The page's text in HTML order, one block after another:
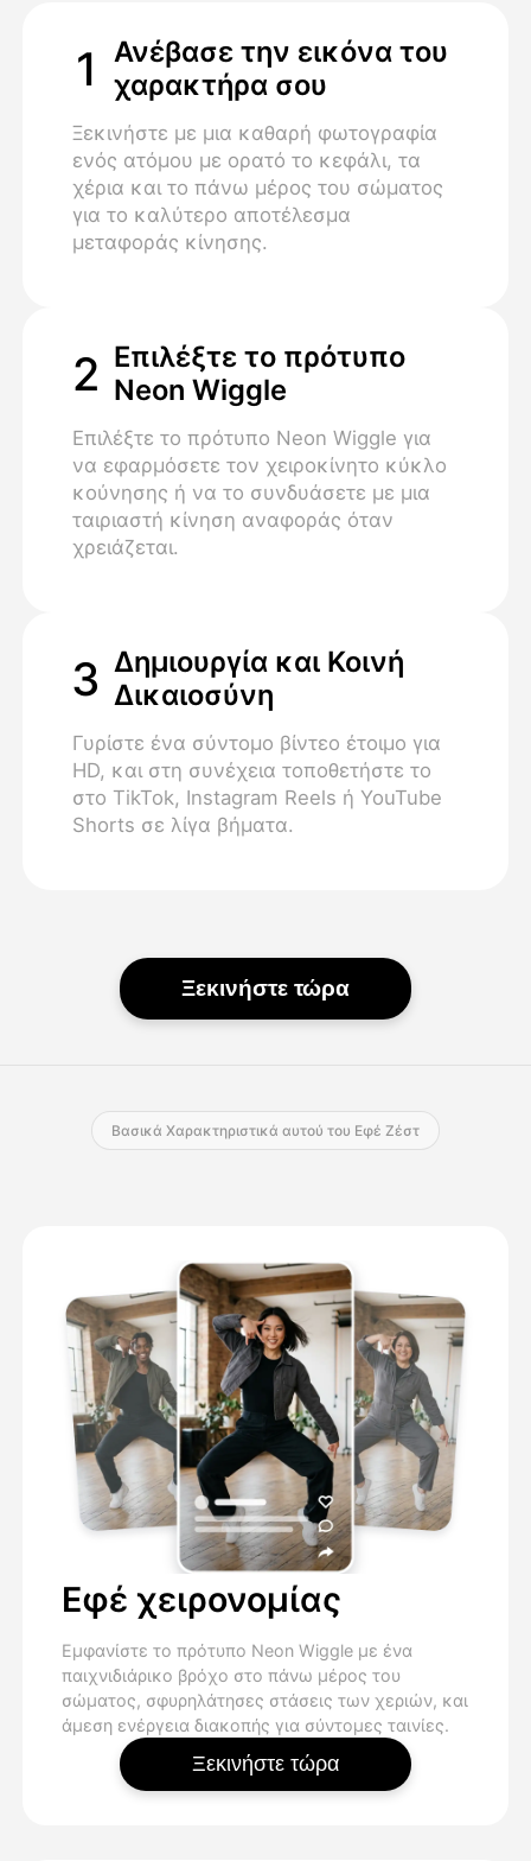
1
Ανέβασε την εικόνα του
χαρακτήρα σου
Ξεκινήστε με μια καθαρή φωτογραφία
ενός ατόμου με ορατό το κεφάλι, τα
χέρια και το πάνω μέρος του σώματος
για το καλύτερο αποτέλεσμα
μεταφοράς κίνησης.
2 Επιλέξτε το πρότυπο
Neon Wiggle
Επιλέξτε το πρότυπο Neon Wiggle για
να εφαρμόσετε τον χειροκίνητο κύκλο
κούνησης ή να το συνδυάσετε με μια
ταιριαστή κίνηση αναφοράς όταν
χρειάζεται.
3 Δημιουργία και Κοινή
Δικαιοσύνη
Γυρίστε ένα σύντομο βίντεο έτοιμο για
HD, και στη συνέχεια τοποθετήστε το
στο TikTok, Instagram Reels ή YouTube
Shorts σε λίγα βήματα.
Ξεκινήστε τώρα
Βασικά Χαρακτηριστικά αυτού του Εφέ Ζέστ
Εφέ χειρονομίας
Εμφανίστε το πρότυπο Neon Wiggle με ένα
παιχνιδιάρικο βρόχο στο πάνω μέρος του
σώματος, σφυρηλάτησες στάσεις των χεριών, και
άμεση ενέργεια διακοπής για σύντομες ταινίες.
Ξεκινήστε τώρα